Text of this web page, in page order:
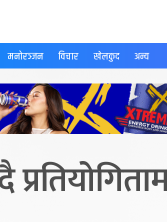
मनोरञ्जन विचार खेलकुद अन्य